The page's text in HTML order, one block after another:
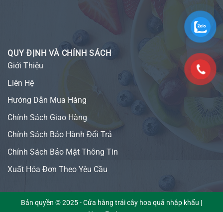
QUY ĐỊNH VÀ CHÍNH SÁCH
Giới Thiệu
Liên Hệ
Hướng Dẫn Mua Hàng
Chính Sách Giao Hàng
Chính Sách Bảo Hành Đổi Trả
Chính Sách Bảo Mật Thông Tin
Xuất Hóa Đơn Theo Yêu Cầu
Bản quyền © 2025 - Cửa hàng trái cây hoa quả nhập khẩu |